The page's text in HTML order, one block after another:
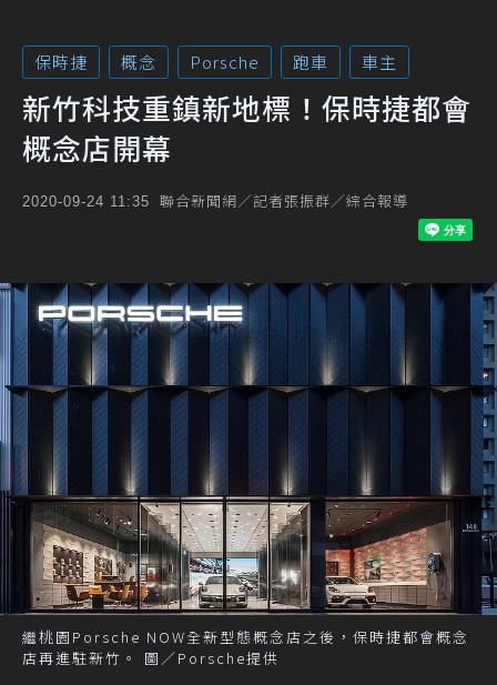
保時捷 概念 Porsche 跑車 車主
新竹科技重鎮新地標！保時捷都會
概念店開幕
2020-09-24 11:35 聯合新聞網／記者張振群／綜合報導
繼桃園Porsche NOW全新型態概念店之後，保時捷都會概念
店再進駐新竹。 圖／Porsche提供